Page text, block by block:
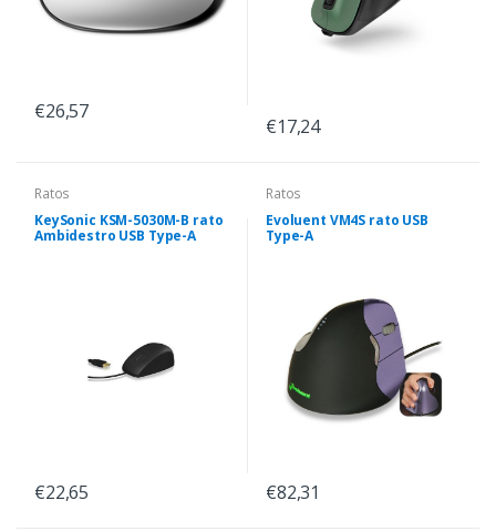
€26,57
€17,24
Ratos
KeySonic KSM-5030M-B rato
Ambidestro USB Type-A
€22,65
Ratos
Evoluent VM4S rato USB
Type-A
€82,31